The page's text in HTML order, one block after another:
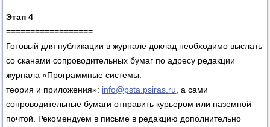
Этап 4
==================
Готовый для публикации в журнале доклад необходимо выслать
со сканами сопроводительных бумаг по адресу редакции
журнала «Программные системы:
теория и приложения»: info@psta.psiras.ru , а сами
сопроводительные бумаги отправить курьером или наземной
почтой. Рекомендуем в письме в редакцию дополнительно